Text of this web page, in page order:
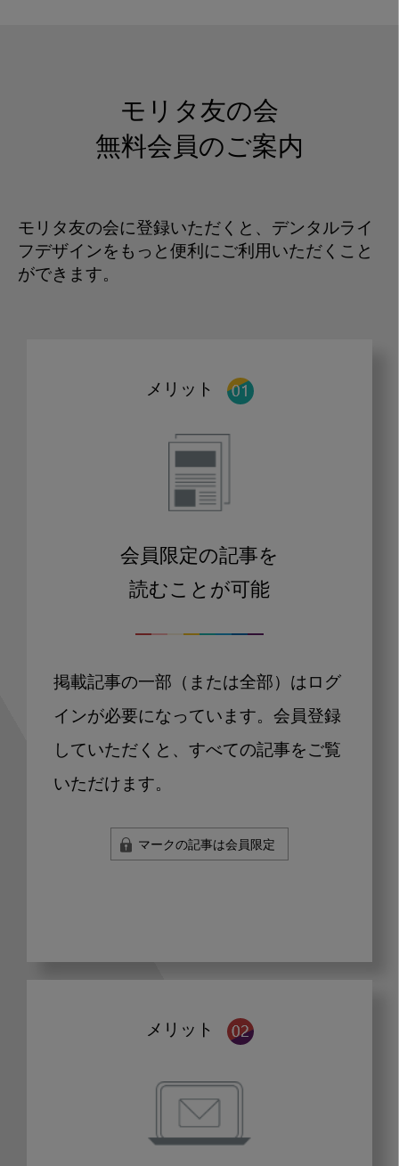
モリタ友の会
無料会員のご案内
モリタ友の会に登録いただくと、デンタルライ
フデザインをもっと便利にご利用いただくこと
ができます。
メリット
会員限定の記事を
読むことが可能
掲載記事の一部（または全部）はログ
インが必要になっています。会員登録
していただくと、すべての記事をご覧
いただけます。
マークの記事は会員限定
メリット